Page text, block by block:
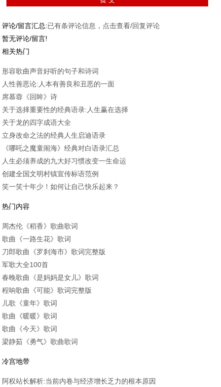
评论/留言汇总:已有条评论信息，点击查看/回复评论
暂无评论/留言!
相关热门
形容歌曲声音好听的句子和诗词
人性善恶论:人本有善良和丑恶的一面
席慕蓉《回眸》诗
关于选择重要性的经典语录:人生赢在选择
关于龙的四字成语大全
立身改命之法的经典人生启迪语录
《哪吒之魔童闹海》经典对白语录汇总
人生必须养成的九大好习惯改变一生命运
创建全国文明村镇宣传标语范例
笑一笑十年少！如何让自己快乐起来？
热门内容
周杰伦《稻香》歌曲歌词
歌曲《一路生花》歌词
刀郎歌曲《罗刹海市》歌词完整版
军歌大全100首
春晚歌曲《是妈妈是女儿》歌词
程响歌曲《可能》歌词完整版
儿歌《童年》歌词
歌曲《暖暖》歌词
歌曲《今天》歌词
梁静茹《勇气》歌曲歌词
冷宫地带
阿权站长解析:当前内卷与经济增长乏力的根本原因